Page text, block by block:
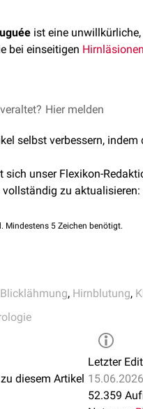
ist eine
bei einseitigen Hirnläsionen
kommt es zu
oder dauerhafte
passive Kopfbewegung,
Läsionen können eine
Hier melden
selbst verbessern, indem
sich unser Flexikon-
zu aktualisieren:
Mindestens 5 Zeichen benötigt.
Blicklähmung, Hirnblutung,
diesem Artikel
Letzter
52.359